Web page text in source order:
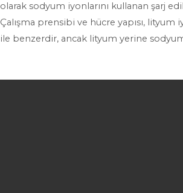
olarak sodyum iyonlarını kullanan şarj
Çalışma prensibi ve hücre yapısı, lityum
ile benzerdir, ancak lityum yerine sodyum